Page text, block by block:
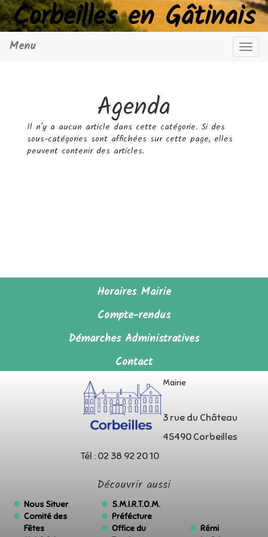
Corbeilles en Gâtinais
Menu
Agenda
Il n'y a aucun article dans cette catégorie. Si des
sous-catégories sont affichées sur cette page, elles
peuvent contenir des articles.
Horaires Mairie
Compte-rendus
Démarches Administratives
Contact
Mairie
3 rue du Château
45490 Corbeilles
Tél : 02 38 92 20 10
Découvrir aussi
Nous Situer
Comité des
Fêtes
S.M.I.R.T.O.M.
Préfécture
Office du
Rémi